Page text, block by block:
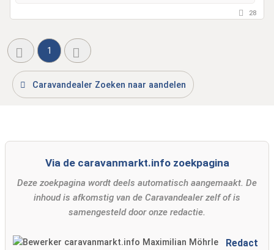
28
1
Caravandealer Zoeken naar aandelen
Via de caravanmarkt.info zoekpagina
Deze zoekpagina wordt deels automatisch aangemaakt. De
inhoud is afkomstig van de Caravandealer zelf of is
samengesteld door onze redactie.
Redact